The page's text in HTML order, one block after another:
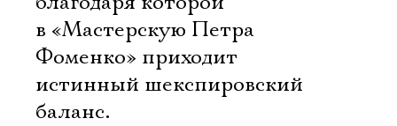
в «Мастерскую Петра
Фоменко» приходит
истинный шекспировский
баланс.